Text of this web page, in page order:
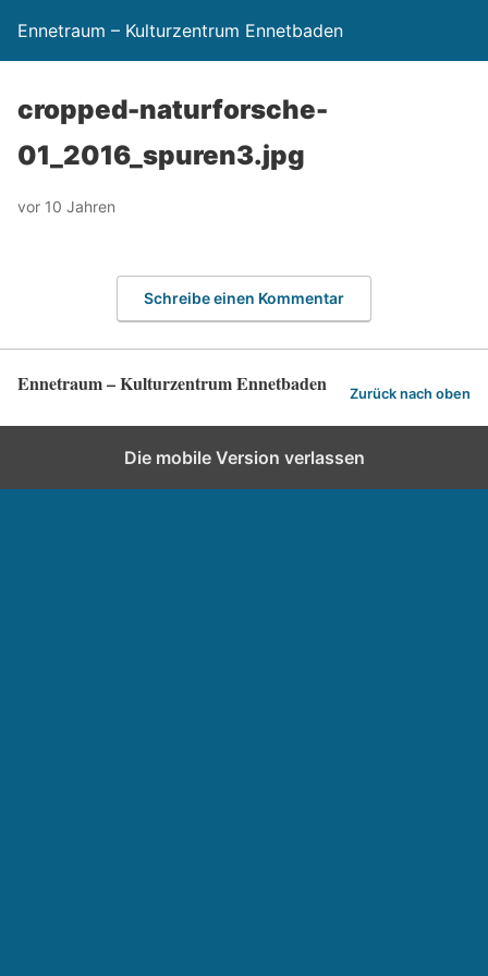
Ennetraum – Kulturzentrum Ennetbaden
cropped-naturforsche-
01_2016_spuren3.jpg
vor 10 Jahren
Schreibe einen Kommentar
Ennetraum – Kulturzentrum Ennetbaden Zurück nach oben
Die mobile Version verlassen